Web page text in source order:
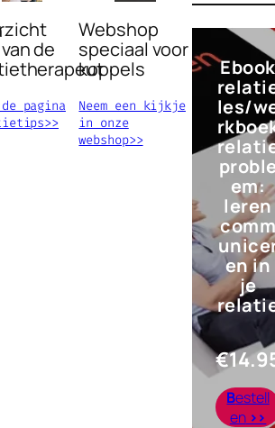
de
pagina
Webshop
speciaal voor
koppels
Neem een kijkje
in onze
webshop>>
Ebook
les/
proble
em:
leren
comm
en in
je
€
Bestell
en>>